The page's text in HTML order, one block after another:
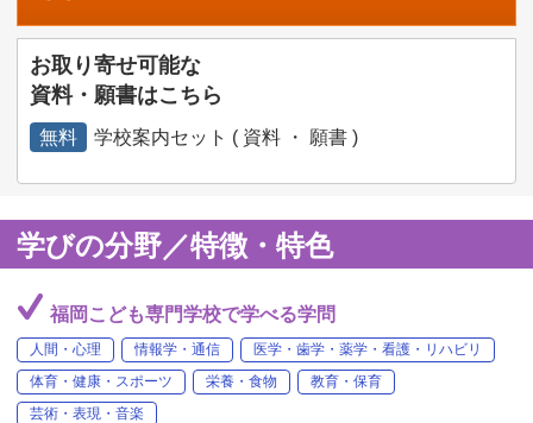
お取り寄せ可能な
資料・願書はこちら
無料 学校案内セット ( 資料 ・ 願書 )
学びの分野／特徴・特色
福岡こども専門学校で学べる学問
人間・心理 情報学・通信
医学・歯学・薬学・看護・リハビリ
体育・健康・スポーツ
栄養・食物
教育・保育
芸術・表現・音楽